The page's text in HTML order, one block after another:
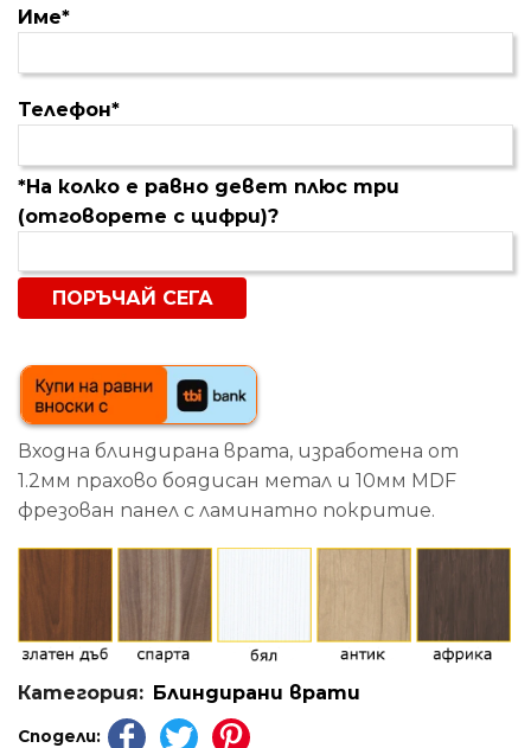
Име*
Телефон*
*На колко е равно девет плюс три
(отговорете с цифри)?
Входна блиндирана врата, изработена от
1.2мм прахово боядисан метал и 10мм MDF
фрезован панел с ламинатно покритие.
Категория: Блиндирани врати
Сподели: